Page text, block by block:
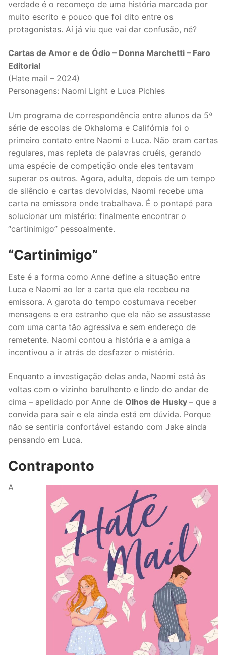
verdade é o recomeço de uma história marcada por
muito escrito e pouco que foi dito entre os
protagonistas. Aí já viu que vai dar confusão, né?
Cartas de Amor e de Ódio – Donna Marchetti – Faro
Editorial
(Hate mail – 2024)
Personagens: Naomi Light e Luca Pichles
Um programa de correspondência entre alunos da 5ª
série de escolas de Okhaloma e Califórnia foi o
primeiro contato entre Naomi e Luca. Não eram cartas
regulares, mas repleta de palavras cruéis, gerando
uma espécie de competição onde eles tentavam
superar os outros. Agora, adulta, depois de um tempo
de silêncio e cartas devolvidas, Naomi recebe uma
carta na emissora onde trabalhava. É o pontapé para
solucionar um mistério: finalmente encontrar o
“cartinimigo” pessoalmente.
“Cartinimigo”
Este é a forma como Anne define a situação entre
Luca e Naomi ao ler a carta que ela recebeu na
emissora. A garota do tempo costumava receber
mensagens e era estranho que ela não se assustasse
com uma carta tão agressiva e sem endereço de
remetente. Naomi contou a história e a amiga a
incentivou a ir atrás de desfazer o mistério.
Enquanto a investigação delas anda, Naomi está às
voltas com o vizinho barulhento e lindo do andar de
cima – apelidado por Anne de Olhos de Husky – que a
convida para sair e ela ainda está em dúvida. Porque
não se sentiria confortável estando com Jake ainda
pensando em Luca.
Contraponto
A